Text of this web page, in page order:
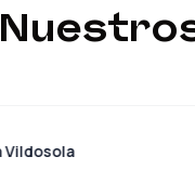
Carolina Vildosola